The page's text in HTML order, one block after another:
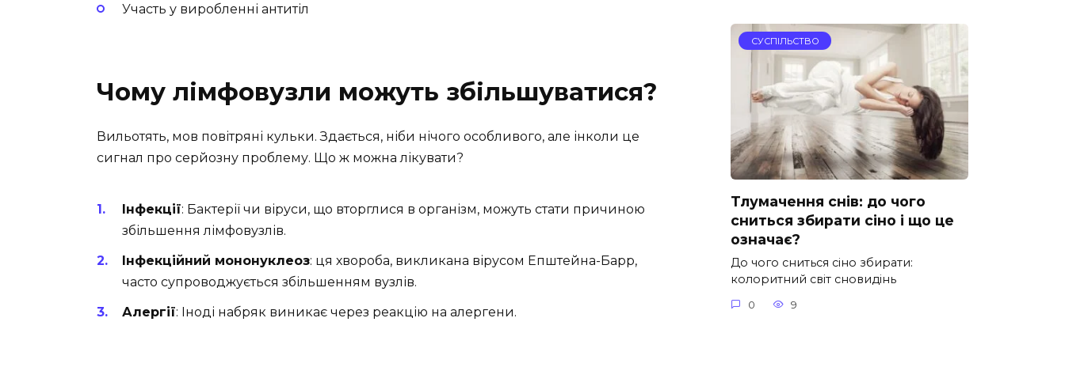
Участь у виробленні антитіл
Чому лімфовузли можуть збільшуватися?
Вильотять, мов повітряні кульки. Здається, ніби нічого особливого, але інколи це
сигнал про серйозну проблему. Що ж можна лікувати?
Інфекції: Бактерії чи віруси, що вторглися в організм, можуть стати причиною
збільшення лімфовузлів.
Інфекційний мононуклеоз: ця хвороба, викликана вірусом Епштейна-Барр,
часто супроводжується збільшенням вузлів.
Алергії: Іноді набряк виникає через реакцію на алергени.
СУСПІЛЬСТВО
Тлумачення снів: до чого
сниться збирати сіно і що це
означає?
До чого сниться сіно збирати:
колоритний світ сновидінь
0 9